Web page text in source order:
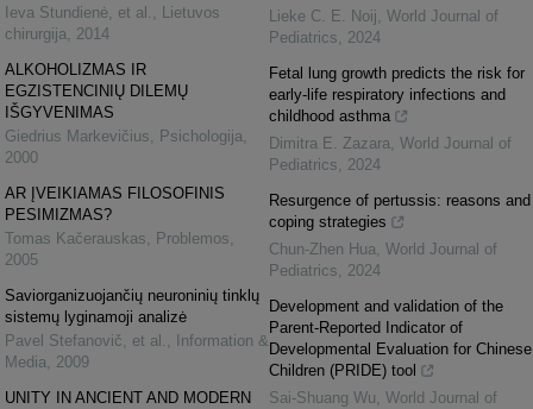
Ieva Stundienė, et al. , Lietuvos
chirurgija, 2014
ALKOHOLIZMAS IR
EGZISTENCINIŲ DILEMŲ
IŠGYVENIMAS
Giedrius Markevičius, Psichologija,
2000
AR ĮVEIKIAMAS FILOSOFINIS
PESIMIZMAS?
Tomas Kačerauskas, Problemos,
2005
Saviorganizuojančių neuroninių tinklų
sistemų lyginamoji analizė
Pavel Stefanovič, et al. ,
Information &
Media, 2009
UNITY IN ANCIENT AND MODERN
Lieke C. E. Noij, World Journal of
Pediatrics, 2024
Fetal lung growth predicts the risk for
early-life respiratory infections and
childhood asthma
Dimitra E. Zazara, World Journal of
Pediatrics, 2024
Resurgence of pertussis: reasons and
coping strategies
Chun-Zhen Hua, World Journal of
Pediatrics, 2024
Development and validation of the
Parent-Reported Indicator of
Developmental Evaluation for Chinese
Children (PRIDE) tool
Sai-Shuang Wu, World Journal of